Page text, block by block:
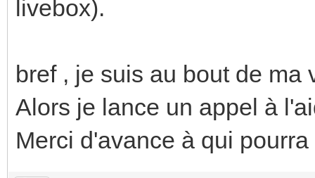
livebox).
bref , je suis au bout de ma
Alors je lance un appel à
Merci d'avance à qui